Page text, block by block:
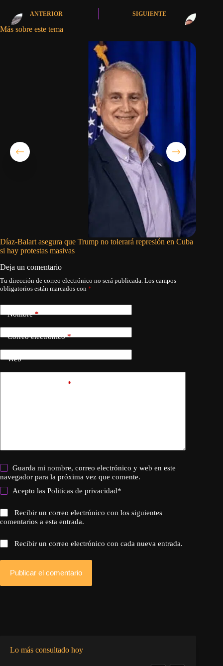
ANTERIOR SIGUIENTE
Más sobre este tema
Díaz-Balart asegura que Trump no tolerará represión en Cuba
si hay protestas masivas
Deja un comentario
Tu dirección de correo electrónico no será publicada. Los campos
obligatorios están marcados con *
Nombre*
Correo electrónico*
Web
*
Guarda mi nombre, correo electrónico y web en este
navegador para la próxima vez que comente.
Acepto lasPoliticas de privacidad*
Recibir un correo electrónico con los siguientes
comentarios a esta entrada.
Recibir un correo electrónico con cada nueva entrada.
Publicar el comentario
Lo más consultado hoy